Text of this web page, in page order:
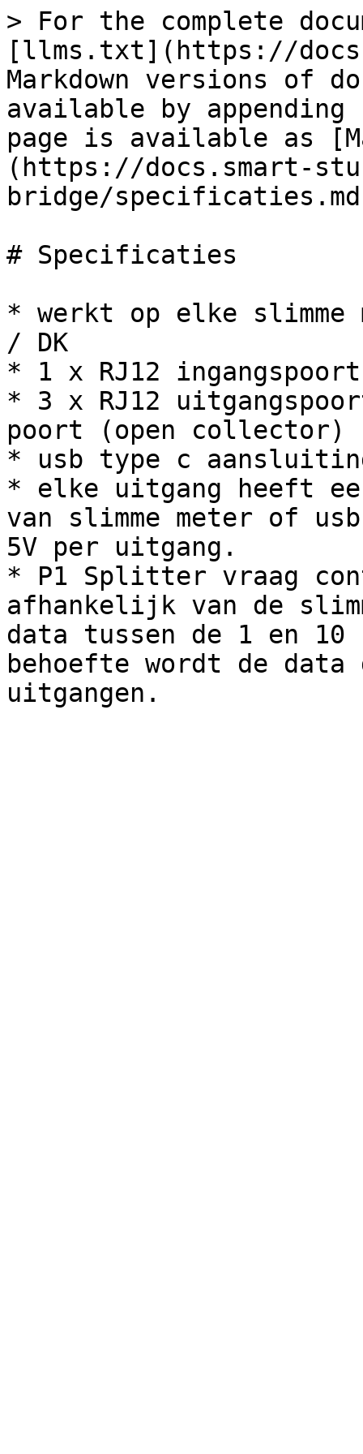
> For the complete
[llms.txt](https://
Markdown versions of
available by
page is available as
(https://docs.smart-
bridge/
# Specificaties
* werkt op elke
/ DK
* 1 x RJ12 ingangspoort
* 3 x RJ12
poort (open collector)
* usb type c
* elke uitgang heeft
van slimme meter of
5V per uitgang.
* P1 Splitter vraag
afhankelijk van de
data tussen de 1 en 10
behoefte wordt de data